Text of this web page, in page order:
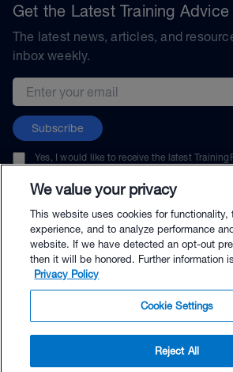
$69.00 - Buy Now
Get the Latest Training Advice
The latest news, articles, and
inbox weekly.
Email address
Subscribe
Yes, I would like to receive the latest
unsubscribe at any time.
© TrainingPeaks, LLC
We value your privacy
This website uses cookies for functionality,
experience, and to analyze performance
website. If we have detected an opt-out
then it will be honored. Further information
Privacy Policy
Cookie Settings
Reject All